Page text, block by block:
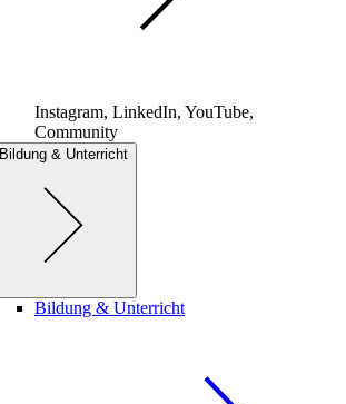
Instagram, LinkedIn, YouTube,
Community
Bildung & Unterricht
Bildung & Unterricht